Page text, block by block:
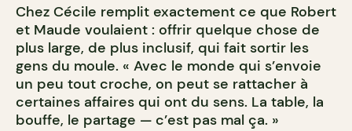
Chez Cécile remplit exactement ce que Robert
et Maude voulaient : offrir quelque chose de
plus large, de plus inclusif, qui fait sortir les
gens du moule. « Avec le monde qui s’envoie
un peu tout croche, on peut se rattacher à
certaines affaires qui ont du sens. La table, la
bouffe, le partage — c’est pas mal ça. »